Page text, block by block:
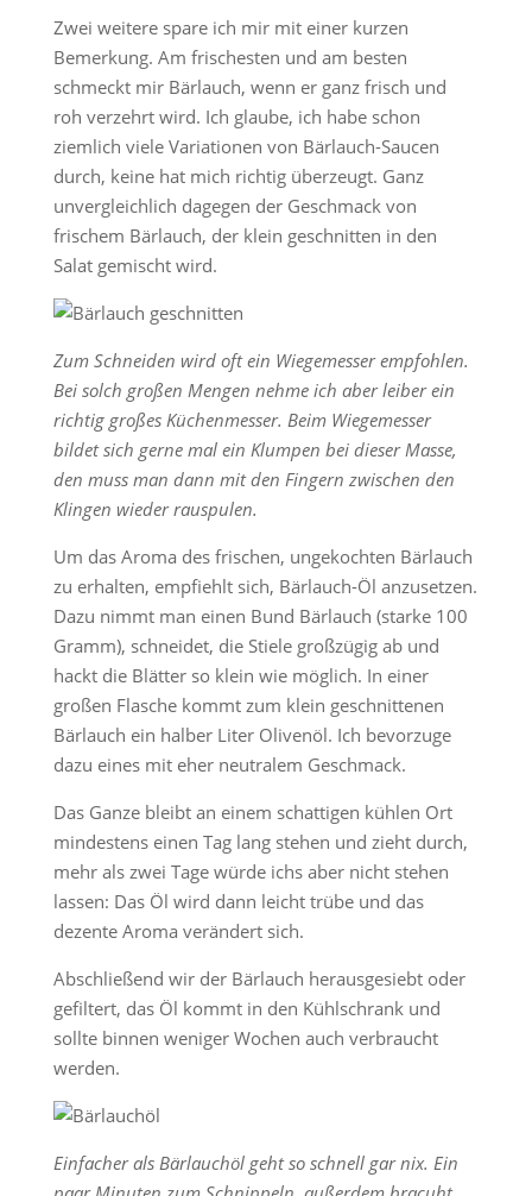
Zwei weitere spare ich mir mit einer kurzen
Bemerkung. Am frischesten und am besten
schmeckt mir Bärlauch, wenn er ganz frisch und
roh verzehrt wird. Ich glaube, ich habe schon
ziemlich viele Variationen von Bärlauch-Saucen
durch, keine hat mich richtig überzeugt. Ganz
unvergleichlich dagegen der Geschmack von
frischem Bärlauch, der klein geschnitten in den
Salat gemischt wird.
Zum Schneiden wird oft ein Wiegemesser empfohlen.
Bei solch großen Mengen nehme ich aber leiber ein
richtig großes Küchenmesser. Beim Wiegemesser
bildet sich gerne mal ein Klumpen bei dieser Masse,
den muss man dann mit den Fingern zwischen den
Klingen wieder rauspulen.
Um das Aroma des frischen, ungekochten Bärlauch
zu erhalten, empfiehlt sich, Bärlauch-Öl anzusetzen.
Dazu nimmt man einen Bund Bärlauch (starke 100
Gramm), schneidet, die Stiele großzügig ab und
hackt die Blätter so klein wie möglich. In einer
großen Flasche kommt zum klein geschnittenen
Bärlauch ein halber Liter Olivenöl. Ich bevorzuge
dazu eines mit eher neutralem Geschmack.
Das Ganze bleibt an einem schattigen kühlen Ort
mindestens einen Tag lang stehen und zieht durch,
mehr als zwei Tage würde ichs aber nicht stehen
lassen: Das Öl wird dann leicht trübe und das
dezente Aroma verändert sich.
Abschließend wir der Bärlauch herausgesiebt oder
gefiltert, das Öl kommt in den Kühlschrank und
sollte binnen weniger Wochen auch verbraucht
werden.
Einfacher als Bärlauchöl geht so schnell gar nix. Ein